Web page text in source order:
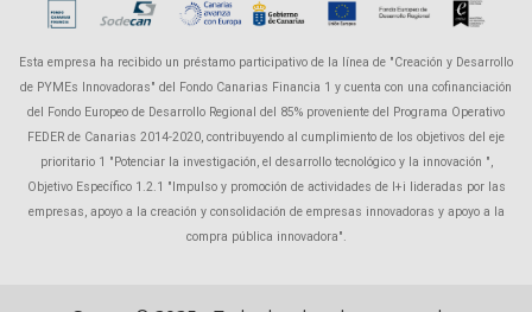
Esta empresa ha recibido un préstamo participativo de la línea de "Creación y Desarrollo
de PYMEs Innovadoras" del Fondo Canarias Financia 1 y cuenta con una cofinanciación
del Fondo Europeo de Desarrollo Regional del 85% proveniente del Programa Operativo
FEDER de Canarias 2014-2020, contribuyendo al cumplimiento de los objetivos del eje
prioritario 1 "Potenciar la investigación, el desarrollo tecnológico y la innovación ",
Objetivo Específico 1.2.1 "Impulso y promoción de actividades de I+i lideradas por las
empresas, apoyo a la creación y consolidación de empresas innovadoras y apoyo a la
compra pública innovadora".